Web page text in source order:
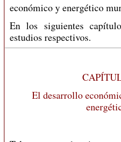
económico y energético
En los siguientes
estudios respectivos.
El desarrollo